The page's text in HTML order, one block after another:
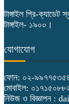
টাঙ্গাইল প্রি-
টাঙ্গাইল- ১৯০০।
যোগাযোগ
ফোন: ০২-
মোবাইল:
নিউজ ও বিজ্ঞাপন :